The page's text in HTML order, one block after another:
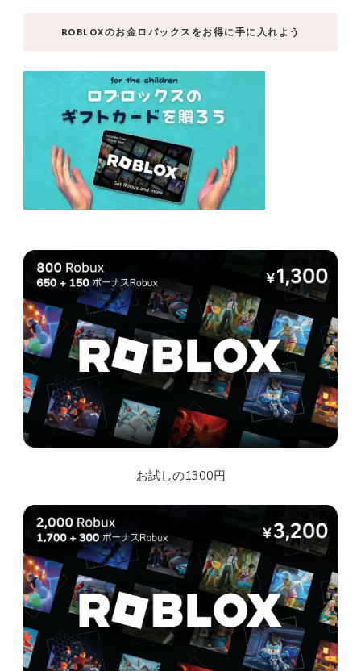
ROBLOXのお金ロバックスをお得に手に入れよう
お試しの1300円